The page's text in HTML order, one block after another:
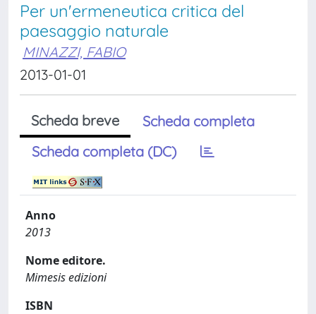
Per un'ermeneutica critica del
paesaggio naturale
MINAZZI, FABIO
2013-01-01
Scheda breve
Scheda completa
Scheda completa (DC)
Anno
2013
Nome editore.
Mimesis edizioni
ISBN